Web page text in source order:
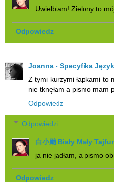
Uwielbiam! Zielony to
Odpowiedz
Joanna - Specyfika
Z tymi kurzymi łapkami to
nie tknęłam a pismo mam
Odpowiedz
Odpowiedzi
白小颱 Biały Mały
ja nie jadłam, a pismo
Odpowiedz